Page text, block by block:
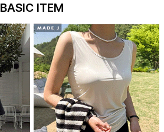
BASIC ITEM